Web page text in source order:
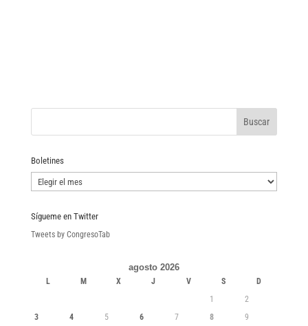
Boletines
Boletines
Sígueme en Twitter
Tweets by CongresoTab
agosto 2026
L M X J V S
D
1
2
3
4 5 6 7 8
9